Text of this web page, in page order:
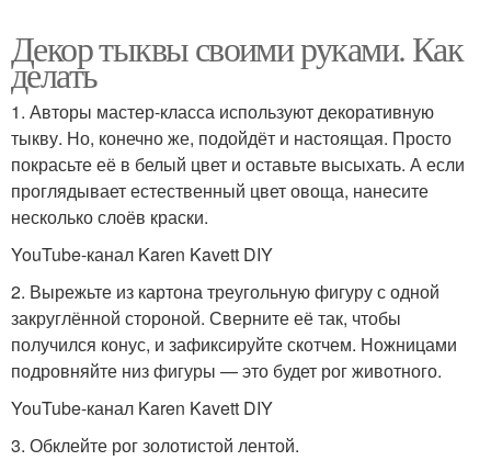
Декор тыквы своими руками. Как
делать
1. Авторы мастер-класса используют декоративную
тыкву. Но, конечно же, подойдёт и настоящая. Просто
покрасьте её в белый цвет и оставьте высыхать. А если
проглядывает естественный цвет овоща, нанесите
несколько слоёв краски.
YouTube-канал Karen Kavett DIY
2. Вырежьте из картона треугольную фигуру с одной
закруглённой стороной. Сверните её так, чтобы
получился конус, и зафиксируйте скотчем. Ножницами
подровняйте низ фигуры — это будет рог животного.
YouTube-канал Karen Kavett DIY
3. Обклейте рог золотистой лентой.